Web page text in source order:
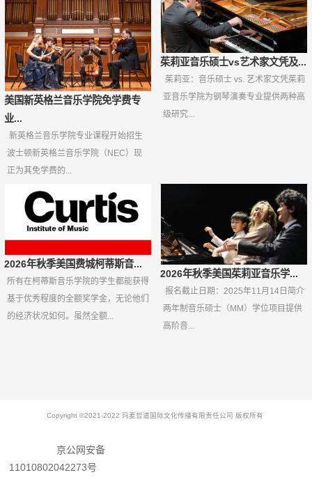
美国新英格兰音乐学院免学费专
业...
新英格兰音乐学院专业课程开始招生
波士顿新英格兰音乐学院（NEC）现
正为其免学费的...
茱莉亚音乐硕士vs艺术家文凭及...
茱莉亚：音乐硕士 vs. 艺术家文凭茱莉
亚音乐学院为钢琴演奏专业提供两种高
级研究...
2026年秋季美国费城柯蒂斯音...
所有在柯蒂斯音乐学院的学生都能获得
基于优秀程度的全额奖学金，无论他们
的经济状况如何。虽然全额...
2026年秋季美国茱莉亚音乐学...
报名截止日期：2025年11月14日简介
两年制音乐硕士（MM）学位项目提供
高阶音...
Copyright ©2021-2022 玛麦哲道国际文化传播有限责任公司 版权所有
京公网安备
11010802042273号